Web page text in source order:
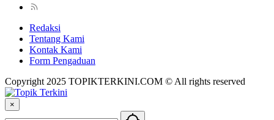
Redaksi
Tentang Kami
Kontak Kami
Form Pengaduan
Copyright 2025 TOPIKTERKINI.COM © All rights reserved
×